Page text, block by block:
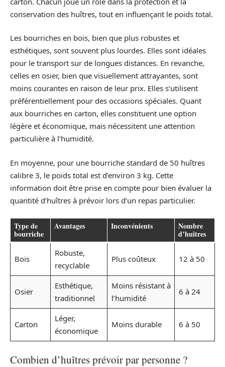
conservation des huîtres, tout en influençant le poids total.
Les bourriches en bois, bien que plus robustes et
esthétiques, sont souvent plus lourdes. Elles sont idéales
pour le transport sur de longues distances. En revanche,
celles en osier, bien que visuellement attrayantes, sont
moins courantes en raison de leur prix. Elles s’utilisent
préférentiellement pour des occasions spéciales. Quant
aux bourriches en carton, elles constituent une option
légère et économique, mais nécessitent une attention
particulière à l’humidité.
En moyenne, pour une bourriche standard de 50 huîtres
calibre 3, le poids total est d’environ 3 kg. Cette
information doit être prise en compte pour bien évaluer la
quantité d’huîtres à prévoir lors d’un repas particulier.
Type de
bourriche
Avantages Inconvénients Nombre
d’huîtres
Bois
Robuste,
recyclable
Plus coûteux 12 à 50
Osier
Esthétique,
traditionnel
Moins résistant à
l’humidité
6 à 24
Carton
Léger,
économique
Moins durable 6 à 50
Combien d’huîtres prévoir par personne ?